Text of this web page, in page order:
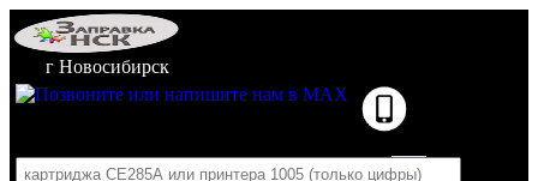
г Новосибирск